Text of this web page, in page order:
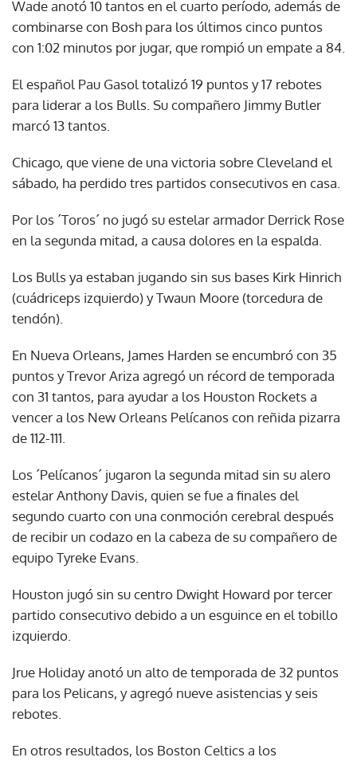
Wade anotó 10 tantos en el cuarto período, además de
combinarse con Bosh para los últimos cinco puntos
con 1:02 minutos por jugar, que rompió un empate a 84.
El español Pau Gasol totalizó 19 puntos y 17 rebotes
para liderar a los Bulls. Su compañero Jimmy Butler
marcó 13 tantos.
Chicago, que viene de una victoria sobre Cleveland el
sábado, ha perdido tres partidos consecutivos en casa.
Por los ´Toros´ no jugó su estelar armador Derrick Rose
en la segunda mitad, a causa dolores en la espalda.
Los Bulls ya estaban jugando sin sus bases Kirk Hinrich
(cuádriceps izquierdo) y Twaun Moore (torcedura de
tendón).
En Nueva Orleans, James Harden se encumbró con 35
puntos y Trevor Ariza agregó un récord de temporada
con 31 tantos, para ayudar a los Houston Rockets a
vencer a los New Orleans Pelícanos con reñida pizarra
de 112-111.
Los ´Pelícanos´ jugaron la segunda mitad sin su alero
estelar Anthony Davis, quien se fue a finales del
segundo cuarto con una conmoción cerebral después
de recibir un codazo en la cabeza de su compañero de
equipo Tyreke Evans.
Houston jugó sin su centro Dwight Howard por tercer
partido consecutivo debido a un esguince en el tobillo
izquierdo.
Jrue Holiday anotó un alto de temporada de 32 puntos
para los Pelicans, y agregó nueve asistencias y seis
rebotes.
En otros resultados, los Boston Celtics a los